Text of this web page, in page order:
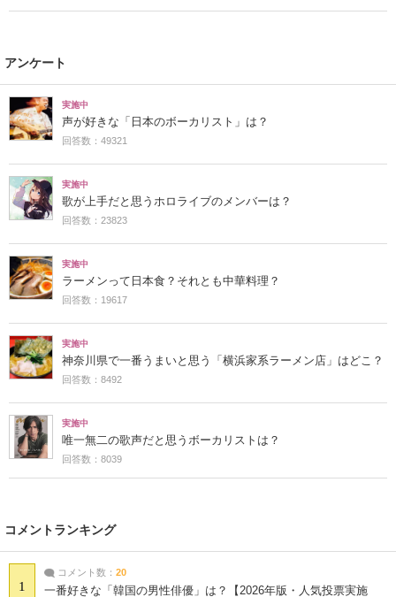
アンケート
実施中
声が好きな「日本のボーカリスト」は？
回答数：49321
実施中
歌が上手だと思うホロライブのメンバーは？
回答数：23823
実施中
ラーメンって日本食？それとも中華料理？
回答数：19617
実施中
神奈川県で一番うまいと思う「横浜家系ラーメン店」はどこ？
回答数：8492
実施中
唯一無二の歌声だと思うボーカリストは？
回答数：8039
コメントランキング
1
コメント数： 20
一番好きな「韓国の男性俳優」は？【2026年版・人気投票実施